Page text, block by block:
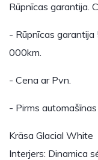
Rūpnīcas garantija.
- Rūpnīcas
000km.
- Cena ar Pvn.
- Pirms
Kräsa Glacial White
Interjers: Dinamica